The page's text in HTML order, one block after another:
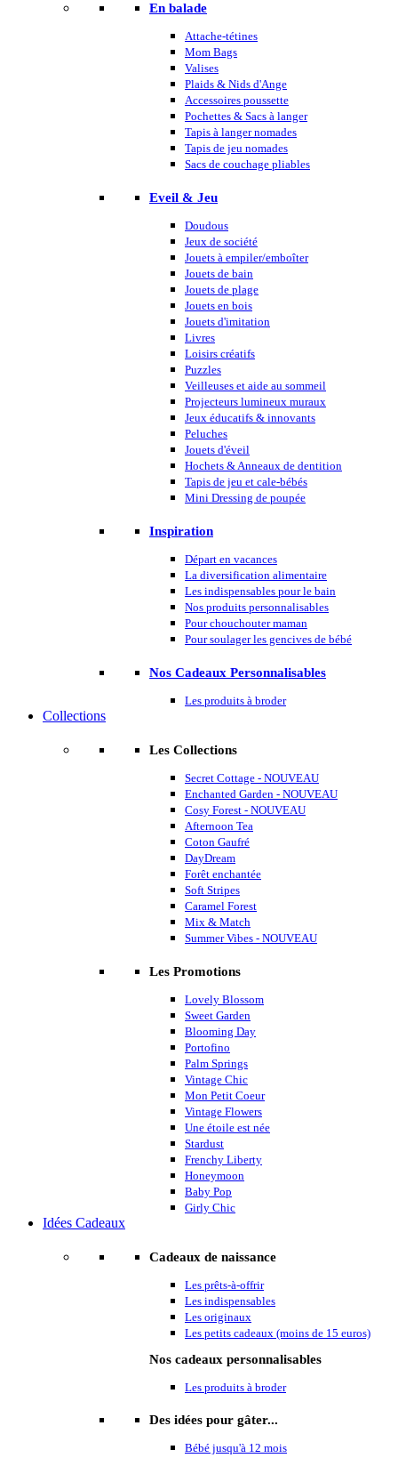
En balade
Attache-tétines
Mom Bags
Valises
Plaids & Nids d'Ange
Accessoires poussette
Pochettes & Sacs à langer
Tapis à langer nomades
Tapis de jeu nomades
Sacs de couchage pliables
Eveil & Jeu
Doudous
Jeux de société
Jouets à empiler/emboîter
Jouets de bain
Jouets de plage
Jouets en bois
Jouets d'imitation
Livres
Loisirs créatifs
Puzzles
Veilleuses et aide au sommeil
Projecteurs lumineux muraux
Jeux éducatifs & innovants
Peluches
Jouets d'éveil
Hochets & Anneaux de dentition
Tapis de jeu et cale-bébés
Mini Dressing de poupée
Inspiration
Départ en vacances
La diversification alimentaire
Les indispensables pour le bain
Nos produits personnalisables
Pour chouchouter maman
Pour soulager les gencives de bébé
Nos Cadeaux Personnalisables
Les produits à broder
Collections
Les Collections
Secret Cottage - NOUVEAU
Enchanted Garden - NOUVEAU
Cosy Forest - NOUVEAU
Afternoon Tea
Coton Gaufré
DayDream
Forêt enchantée
Soft Stripes
Caramel Forest
Mix & Match
Summer Vibes - NOUVEAU
Les Promotions
Lovely Blossom
Sweet Garden
Blooming Day
Portofino
Palm Springs
Vintage Chic
Mon Petit Coeur
Vintage Flowers
Une étoile est née
Stardust
Frenchy Liberty
Honeymoon
Baby Pop
Girly Chic
Idées Cadeaux
Cadeaux de naissance
Les prêts-à-offrir
Les indispensables
Les originaux
Les petits cadeaux (moins de 15 euros)
Nos cadeaux personnalisables
Les produits à broder
Des idées pour gâter...
Bébé jusqu'à 12 mois